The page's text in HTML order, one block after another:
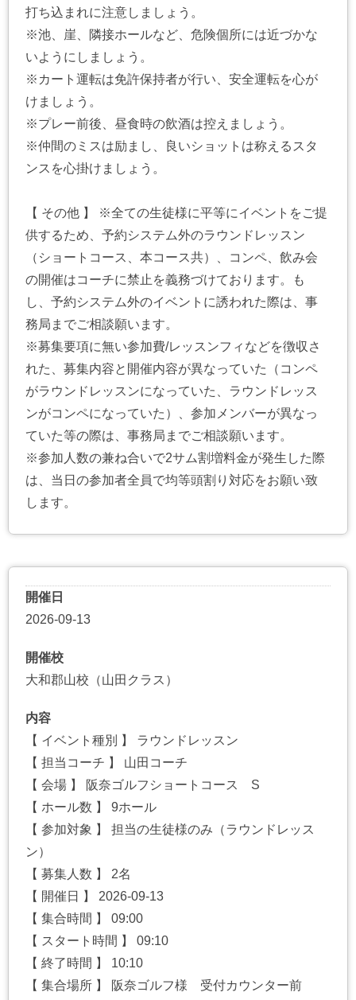
打ち込まれに注意しましょう。
※池、崖、隣接ホールなど、危険個所には近づかな
いようにしましょう。
※カート運転は免許保持者が行い、安全運転を心が
けましょう。
※プレー前後、昼食時の飲酒は控えましょう。
※仲間のミスは励まし、良いショットは称えるスタ
ンスを心掛けましょう。
【 その他 】 ※全ての生徒様に平等にイベントをご提
供するため、予約システム外のラウンドレッスン
（ショートコース、本コース共）、コンペ、飲み会
の開催はコーチに禁止を義務づけております。も
し、予約システム外のイベントに誘われた際は、事
務局までご相談願います。
※募集要項に無い参加費/レッスンフィなどを徴収さ
れた、募集内容と開催内容が異なっていた（コンペ
がラウンドレッスンになっていた、ラウンドレッス
ンがコンペになっていた）、参加メンバーが異なっ
ていた等の際は、事務局までご相談願います。
※参加人数の兼ね合いで2サム割増料金が発生した際
は、当日の参加者全員で均等頭割り対応をお願い致
します。
開催日
2026-09-13
開催校
大和郡山校（山田クラス）
内容
【 イベント種別 】 ラウンドレッスン
【 担当コーチ 】 山田コーチ
【 会場 】 阪奈ゴルフショートコース S
【 ホール数 】 9ホール
【 参加対象 】 担当の生徒様のみ（ラウンドレッス
ン）
【 募集人数 】 2名
【 開催日 】 2026-09-13
【 集合時間 】 09:00
【 スタート時間 】 09:10
【 終了時間 】 10:10
【 集合場所 】 阪奈ゴルフ様 受付カウンター前